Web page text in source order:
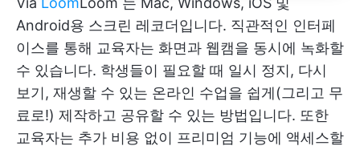
Android용 스크린 레코더입니다. 직관적인 인터페
이스를 통해 교육자는 화면과 웹캠을 동시에 녹화할
수 있습니다. 학생들이 필요할 때 일시 정지, 다시
보기, 재생할 수 있는 온라인 수업을 쉽게(그리고 무
료로!) 제작하고 공유할 수 있는 방법입니다. 또한
교육자는 추가 비용 없이 프리미엄 기능에 액세스할